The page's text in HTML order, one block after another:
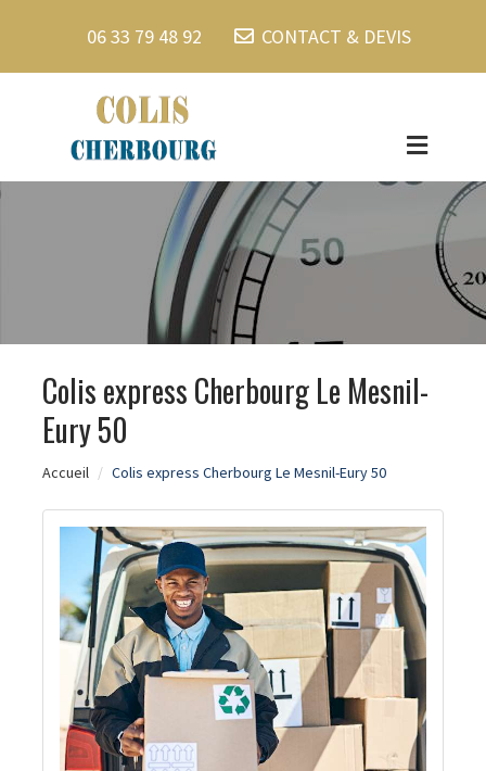
06 33 79 48 92 CONTACT & DEVIS
Colis express Cherbourg Le Mesnil-
Eury 50
Accueil Colis express Cherbourg Le Mesnil-Eury 50